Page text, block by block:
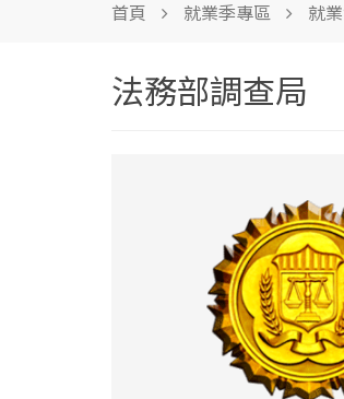
首頁 就業季專區 就
法務部調查局